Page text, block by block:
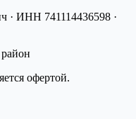
· ИНН 741114436598 ·
офертой.